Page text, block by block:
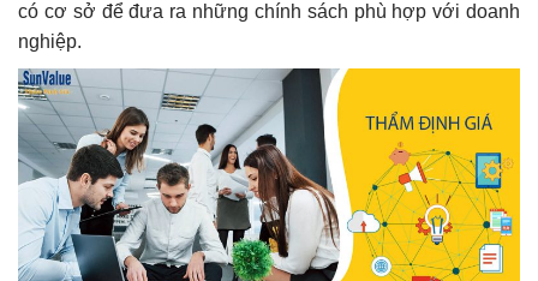
có cơ sở để đưa ra những chính sách phù hợp với doanh
nghiệp.